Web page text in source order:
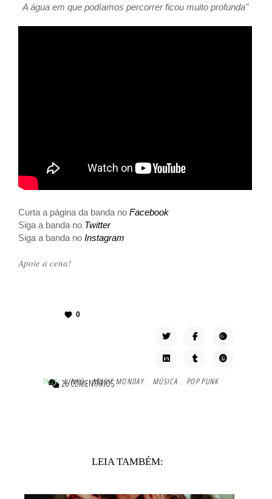
A água em que podíamos percorrer ficou muito profunda"
Curta a página da banda no Facebook
Siga a banda no Twitter
Siga a banda noInstagram
Apoie a cena!
26 COMENTÁRIOS
0
TAG'S: LINKS , MUSIC MONDAY , MÚSICA , POP PUNK
LEIA TAMBÉM: